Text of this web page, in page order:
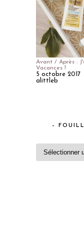
Avant / Après :
Vacances !
5 octobre 2017
alittleb
–